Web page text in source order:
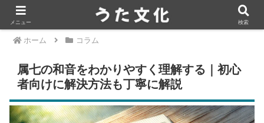
ホーム コラム
属七の和音をわかりやすく理解する｜初心
者向けに解決方法も丁寧に解説
メニュー 検索